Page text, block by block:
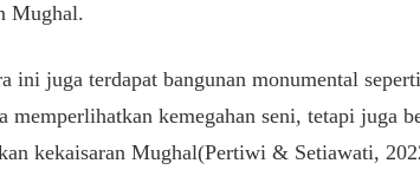
Mughal.
ini juga terdapat bangunan monumental
memperlihatkan kemegahan seni, tetapi juga
kekaisaran Mughal(Pertiwi & Setiawati,